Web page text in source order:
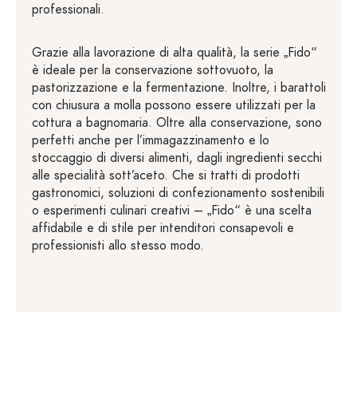
professionali.
Grazie alla lavorazione di alta qualità, la serie „Fido“
è ideale per la conservazione sottovuoto, la
pastorizzazione e la fermentazione. Inoltre, i barattoli
con chiusura a molla possono essere utilizzati per la
cottura a bagnomaria. Oltre alla conservazione, sono
perfetti anche per l’immagazzinamento e lo
stoccaggio di diversi alimenti, dagli ingredienti secchi
alle specialità sott’aceto. Che si tratti di prodotti
gastronomici, soluzioni di confezionamento sostenibili
o esperimenti culinari creativi – „Fido“ è una scelta
affidabile e di stile per intenditori consapevoli e
professionisti allo stesso modo.